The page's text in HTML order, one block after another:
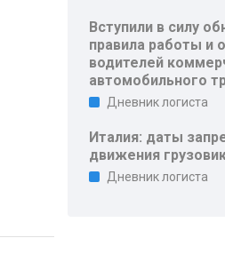
Вступили в силу
правила работы и
водителей
автомобильного
Дневник логиста
Италия: даты
движения
Дневник логиста